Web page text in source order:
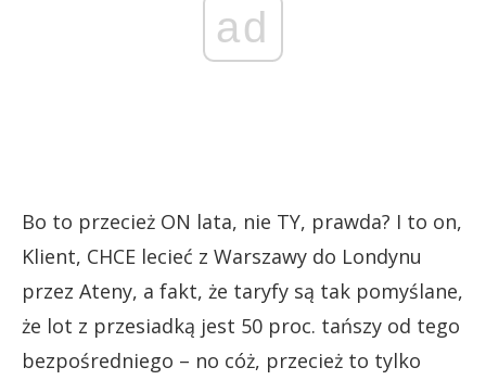
ad
Bo to przecież ON lata, nie TY, prawda? I to on,
Klient, CHCE lecieć z Warszawy do Londynu
przez Ateny, a fakt, że taryfy są tak pomyślane,
że lot z przesiadką jest 50 proc. tańszy od tego
bezpośredniego – no cóż, przecież to tylko